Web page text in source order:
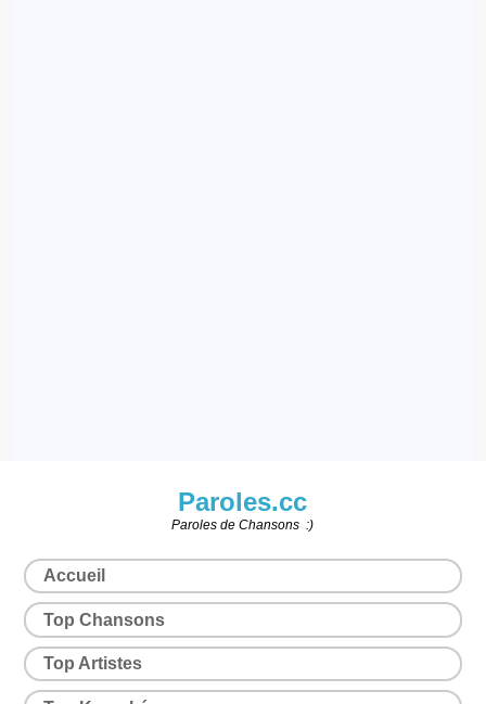
Paroles.cc
Paroles de Chansons :)
Accueil
Top Chansons
Top Artistes